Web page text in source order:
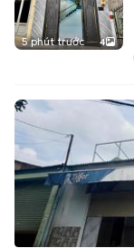
5 phút trước 4